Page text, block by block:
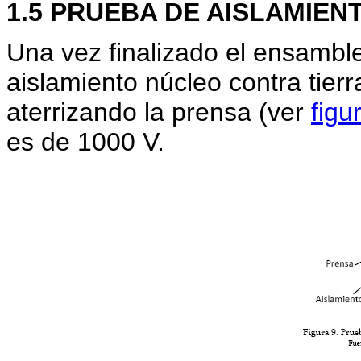
1.5 PRUEBA DE
Una vez finalizado el
aislamiento núcleo contra
aterrizando la prensa (ver
es de 1000 V.